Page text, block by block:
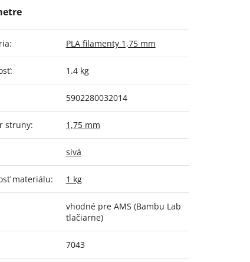
: PLA filamenty 1,75 mm
: 1.4 kg
5902280032014
struny: 1,75 mm
sivá
materiálu: 1 kg
vhodné pre AMS (Bambu Lab
tlačiarne)
7043